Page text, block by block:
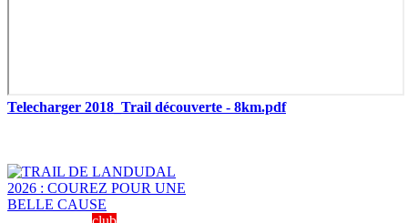
Telecharger 2018_Trail découverte - 8km.pdf